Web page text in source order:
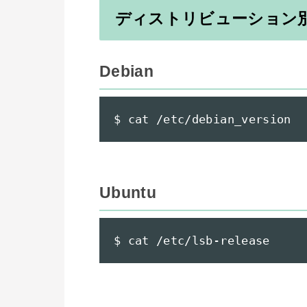
ディストリビューション
Debian
$ cat /etc/debian_version
Ubuntu
$ cat /etc/lsb-release